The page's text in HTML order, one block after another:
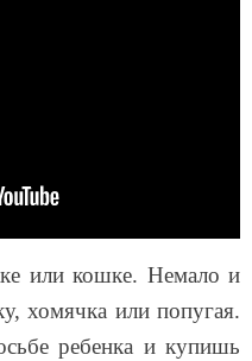
или кошке. Немало и
хомячка или попугая.
ребенка и купишь